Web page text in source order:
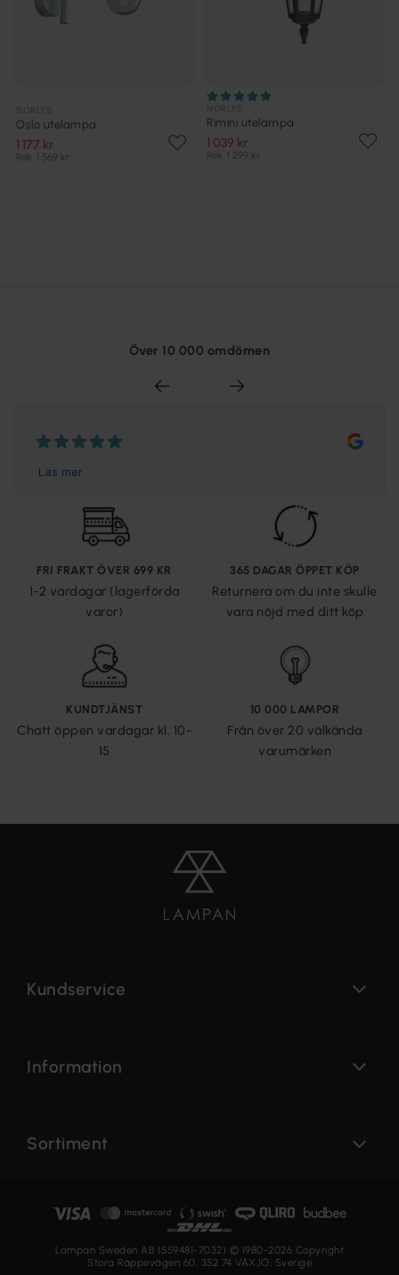
Oslo utelampa
1 177 kr
Rek. 1 569 kr
Rimini utelampa
1 039 kr
Rek. 1 299 kr
Över 10 000 omdömen
FRI FRAKT ÖVER 699 KR
1-2 vardagar (lagerförda
varor)
365 DAGAR ÖPPET KÖP
Returnera om du inte skulle
vara nöjd med ditt köp
KUNDTJÄNST
Chatt öppen vardagar kl. 10-
15
10 000 LAMPOR
Från över 20 välkända
varumärken
Kundservice
Information
Sortiment
Lampan Sweden AB (559481-7032) © 1980-2026 Copyright
Stora Räppevägen 60, 352 74 VÄXJÖ, Sverige